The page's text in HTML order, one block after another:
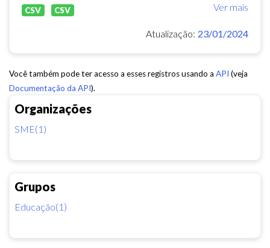
Organizações
SME(1)
Grupos
Educação(1)
Ver mais
CSV CSV
Atualização: 23/01/2024
Você também pode ter acesso a esses registros usando a API (veja
Documentação da API).